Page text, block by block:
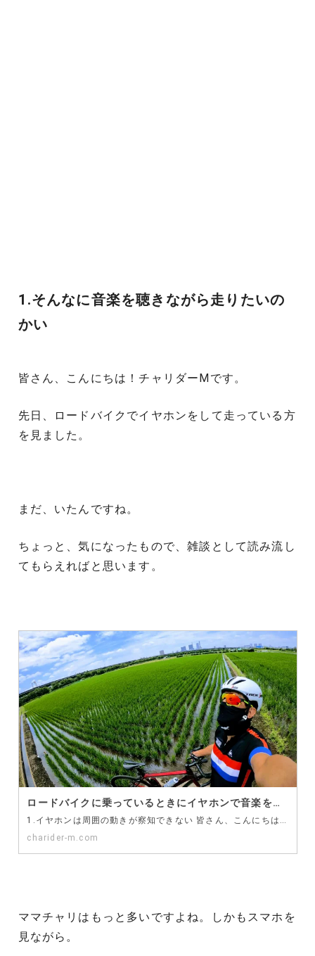
1.そんなに音楽を聴きながら走りたいの
かい
皆さん、こんにちは！チャリダーMです。
先日、ロードバイクでイヤホンをして走っている方
を見ました。
まだ、いたんですね。
ちょっと、気になったもので、雑談として読み流し
てもらえればと思います。
ロードバイクに乗っているときにイヤホンで音楽を聞くのは危険ではありませんか？
charider-m.com
ママチャリはもっと多いですよね。しかもスマホを
見ながら。